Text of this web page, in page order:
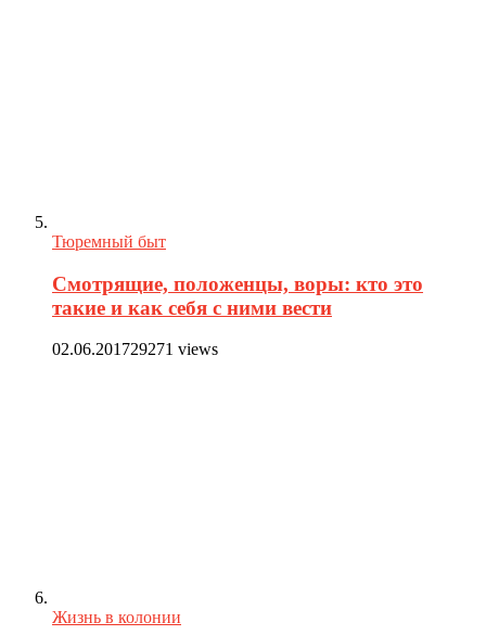
Тюремный быт
Смотрящие, положенцы, воры: кто это
такие и как себя с ними вести
02.06.201729271 views
Жизнь в колонии